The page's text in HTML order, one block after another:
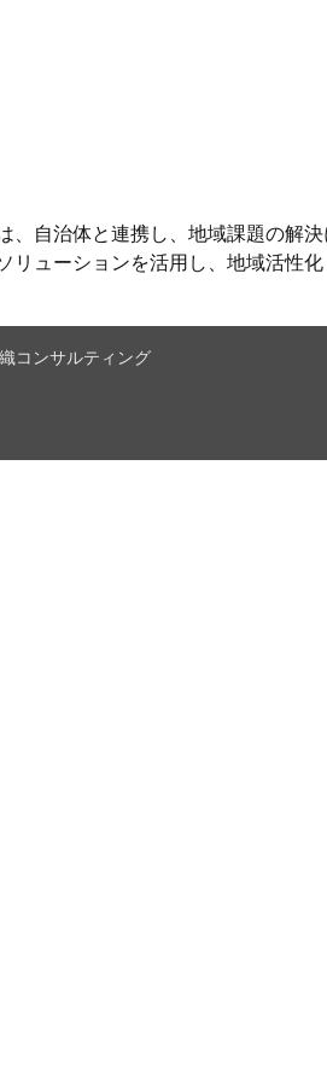
、自治体と連携し、地域課題の解
リューションを活用し、地域活性
コンサルティング